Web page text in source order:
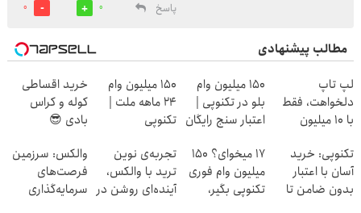
پاسخ 0
0
مطالب پیشنهادی
لپ تاپ
دلخواهت، فقط
با 10 میلیون
150 میلیون وام
بلو در تکنوپی |
اعتبار سنج رایگان
150 میلیون وام
24 ماهه ملت |
تکنوپی
خرید اقساطی
کوله و کراس
بادی 😎
تکنوپی: خرید
آسان با اعتبار
بدون ضامن تا
17 میخوای؟ 150
میلیون وام فوری
تکنوپی بگیر،
تجربه‌ی نوین
ترید با والکس،
آینده‌ای روشن در
والکس: سرزمین
فرصت‌های
سرمایه‌گذاری